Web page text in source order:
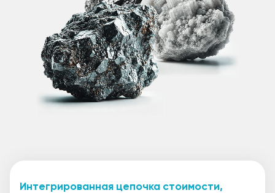
Интегрированная цепочка стоимости,